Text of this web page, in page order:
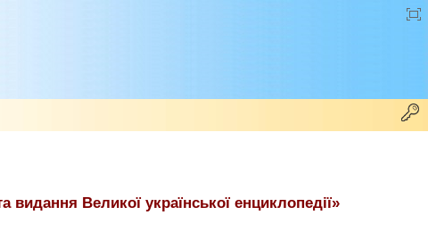
Великої української енциклопедії»